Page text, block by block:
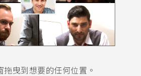
拖曳到想要的任何位置。